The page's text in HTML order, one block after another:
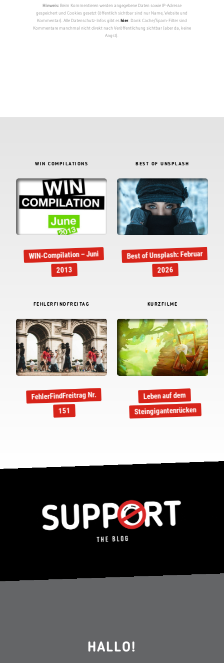
Hinweis:Beim Kommentieren werden angegebene Daten sowie IP-Adresse
gespeichert und Cookies gesetzt (öffentlich sichtbar sind nur Name, Website und
Kommentar). Alle Datenschutz-Infos gibt eshier. Dank Cache/Spam-Filter sind
Kommentare manchmal nicht direkt nach Veröffentlichung sichtbar (aber da, keine
Angst).
WIN COMPILATIONS
WIN-Compilation – Juni
2013
BEST OF UNSPLASH
Best of Unsplash: Februar
2026
FEHLERFINDFREITAG
FehlerFindFreitrag Nr.
151
KURZFILME
Leben auf dem
Steingigantenrücken
HALLO!